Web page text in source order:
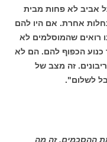
אביב לא פחות מבית
אחרת. אם היו להם
רואים שהמוסלמים לא
כנוע הכפוף להם. הם לא
זה מצב של
לשלום".
ההסכמים, זה מה